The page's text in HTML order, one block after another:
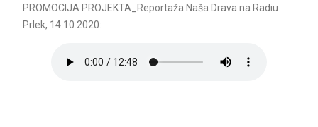
PROMOCIJA PROJEKTA_Reportaža Naša Drava na Radiu
Prlek, 14.10.2020: